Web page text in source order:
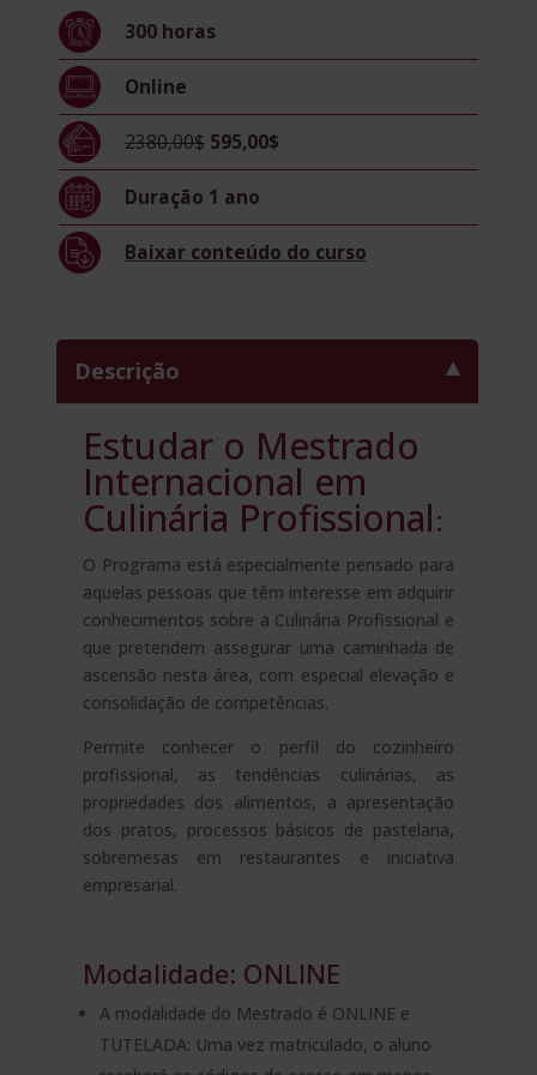
quantidade
300 horas
Online
2380,00$ 595,00$
Duração 1 ano
Baixar conteúdo do curso
Descrição
Estudar o Mestrado
Internacional em
Culinária Profissional:
O Programa está especialmente pensado para
aquelas pessoas que têm interesse em adquirir
conhecimentos sobre a Culinária Profissional e
que pretendem assegurar uma caminhada de
ascensão nesta área, com especial elevação e
consolidação de competências.
Permite conhecer o perfil do cozinheiro
profissional, as tendências culinárias, as
propriedades dos alimentos, a apresentação
dos pratos, processos básicos de pastelaria,
sobremesas em restaurantes e iniciativa
empresarial.
Modalidade: ONLINE
A modalidade do Mestrado é ONLINE e
TUTELADA: Uma vez matriculado, o aluno